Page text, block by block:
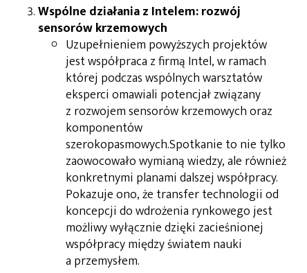
Wspólne działania z Intelem: rozwój
sensorów krzemowych
Uzupełnieniem powyższych projektów
jest współpraca z firmą Intel, w ramach
której podczas wspólnych warsztatów
eksperci omawiali potencjał związany
z rozwojem sensorów krzemowych oraz
komponentów
szerokopasmowych.Spotkanie to nie tylko
zaowocowało wymianą wiedzy, ale również
konkretnymi planami dalszej współpracy.
Pokazuje ono, że transfer technologii od
koncepcji do wdrożenia rynkowego jest
możliwy wyłącznie dzięki zacieśnionej
współpracy między światem nauki
a przemysłem.